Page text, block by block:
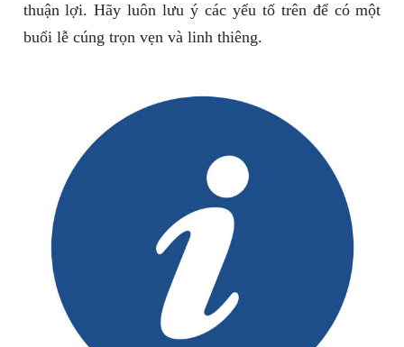
thuận lợi. Hãy luôn lưu ý các yếu tố trên để có một
buổi lễ cúng trọn vẹn và linh thiêng.